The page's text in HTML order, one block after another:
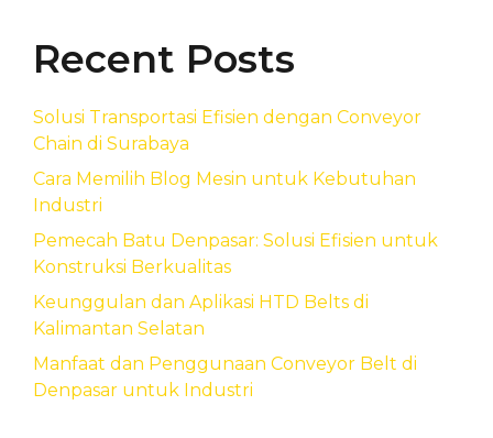
Recent Posts
Solusi Transportasi Efisien dengan Conveyor
Chain di Surabaya
Cara Memilih Blog Mesin untuk Kebutuhan
Industri
Pemecah Batu Denpasar: Solusi Efisien untuk
Konstruksi Berkualitas
Keunggulan dan Aplikasi HTD Belts di
Kalimantan Selatan
Manfaat dan Penggunaan Conveyor Belt di
Denpasar untuk Industri